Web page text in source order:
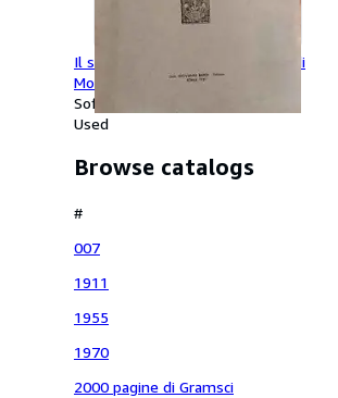
Il significato occulto del Genesi di
Mosè
Softcover
Used
Browse catalogs
#
007
1911
1955
1970
2000 pagine di Gramsci